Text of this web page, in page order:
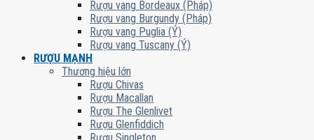
Rượu vang Bordeaux (Pháp)
Rượu vang Burgundy (Pháp)
Rượu vang Puglia (Ý)
Rượu vang Tuscany (Ý)
RƯỢU MẠNH
Thương hiệu lớn
Rượu Chivas
Rượu Macallan
Rượu The Glenlivet
Rượu Glenfiddich